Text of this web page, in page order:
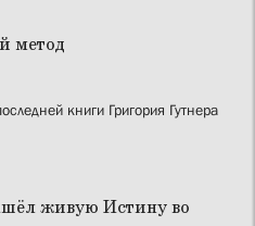
книги Григория Гутнера